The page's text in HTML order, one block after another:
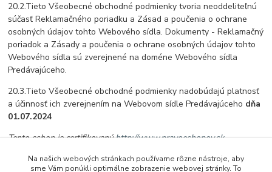
20.2.Tieto Všeobecné obchodné podmienky tvoria neoddeliteľnú
súčasť Reklamačného poriadku a Zásad a poučenia o ochrane
osobných údajov tohto Webového sídla. Dokumenty - Reklamačný
poriadok a Zásady a poučenia o ochrane osobných údajov tohto
Webového sídla sú zverejnené na doméne Webového sídla
Predávajúceho.
20.3.Tieto Všeobecné obchodné podmienky nadobúdajú platnosť
a účinnosť ich zverejnením na Webovom sídle Predávajúceho dňa
01.07.2024
Tento eshop je certifikovanýhttp://www.pravoeshopov.sk
Na našich webových stránkach používame rôzne nástroje, aby
sme Vám ponúkli optimálne zobrazenie webovej stránky. To